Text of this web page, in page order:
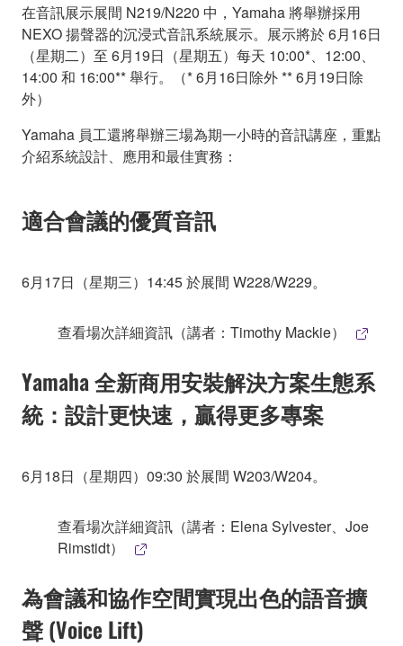
在音訊展示展間 N219/N220 中，Yamaha 將舉辦採用
NEXO 揚聲器的沉浸式音訊系統展示。展示將於 6月16日
（星期二）至 6月19日（星期五）每天 10:00*、12:00、
14:00 和 16:00** 舉行。（* 6月16日除外 ** 6月19日除
外）
Yamaha 員工還將舉辦三場為期一小時的音訊講座，重點
介紹系統設計、應用和最佳實務：
適合會議的優質音訊
6月17日（星期三）14:45 於展間 W228/W229。
查看場次詳細資訊（講者：Timothy Mackie）
Yamaha 全新商用安裝解決方案生態系
統：設計更快速，贏得更多專案
6月18日（星期四）09:30 於展間 W203/W204。
查看場次詳細資訊（講者：Elena Sylvester、Joe
Rimstidt）
為會議和協作空間實現出色的語音擴
聲 (Voice Lift)